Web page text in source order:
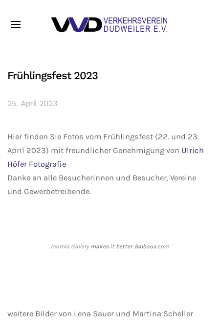
Frühlingsfest 2023
25. April 2023
Hier finden Sie Fotos vom Frühlingsfest (22. und 23.
April 2023) mit freundlicher Genehmigung von Ulrich
Höfer Fotografie
Danke an alle Besucherinnen und Besucher, Vereine
und Gewerbetreibende.
Joomla Gallerymakes it better. Balbooa.com
weitere Bilder von Lena Sauer und Martina Scheller